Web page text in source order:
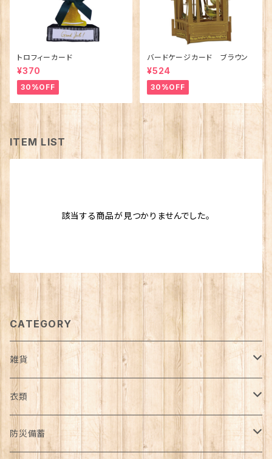
トロフィーカード
¥370
30%OFF
バードケージカード ブラウン
¥524
30%OFF
ITEM LIST
該当する商品が見つかりませんでした。
CATEGORY
雑貨
日用品雑貨
インテリア
服飾雑貨
衣類
アウター
防災備蓄